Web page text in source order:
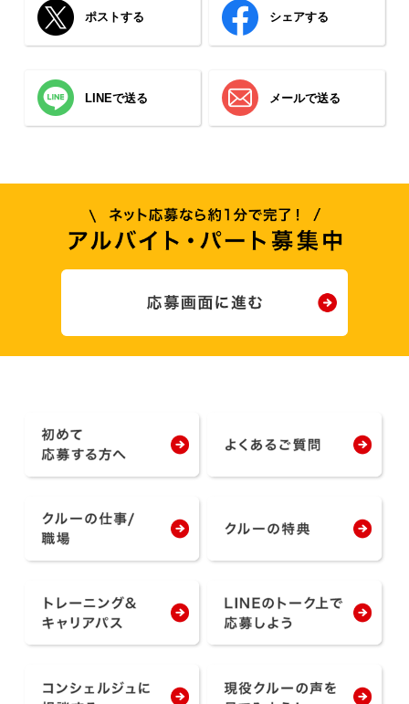
ポストする シェアする
LINEで送る メールで送る